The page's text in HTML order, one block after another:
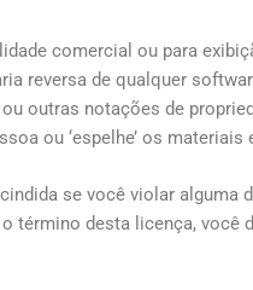
comercial ou para
reversa de qualquer
outras notações de
ou ‘espelhe’ os
se você violar
término desta licença,